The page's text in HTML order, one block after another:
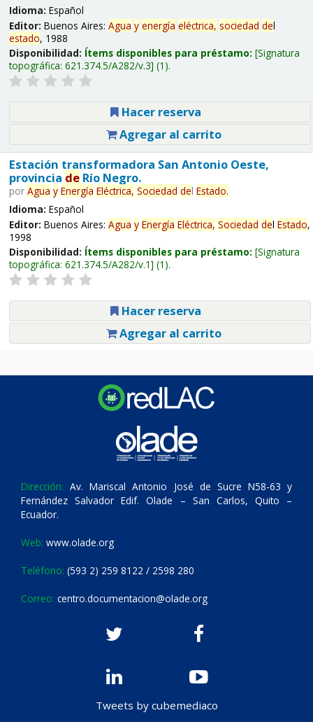
Idioma: Español
Editor: Buenos Aires: Agua y energía eléctrica, sociedad del
estado, 1988
Disponibilidad: Ítems disponibles para préstamo: Signatura
topográfica: 621.374.5/A282/v.3 (1).
Hacer reserva
Agregar al carrito
Estación transformadora San Antonio Oeste,
provincia deRío Negro.
por Agua y Energía Eléctrica, Sociedad del Estado.
Idioma: Español
Editor: Buenos Aires: Agua y Energía Eléctrica, Sociedad del Estado,
1998
Disponibilidad: Ítems disponibles para préstamo: Signatura
topográfica: 621.374.5/A282/v.1 (1).
Hacer reserva
Agregar al carrito
Dirección: Av. Mariscal Antonio José de Sucre N58-63 y
Fernández Salvador Edif. Olade – San Carlos, Quito –
Ecuador.
Web: www.olade.org
Teléfono: (593 2) 259 8122 / 2598 280
Correo: centro.documentacion@olade.org
Tweets by cubemediaco